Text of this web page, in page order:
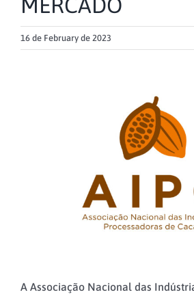
MERCADO
16 de February de 2023
A Associação Nacional das